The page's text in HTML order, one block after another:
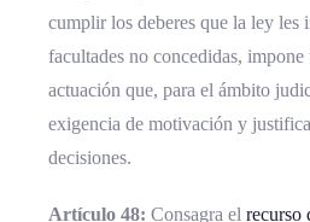
cumplir los deberes que la ley les
facultades no concedidas, impone
actuación que, para el ámbito
exigencia de motivación y
decisiones.
Artículo 48: Consagra el recurso